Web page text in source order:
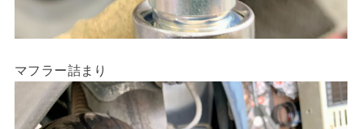
マフラー詰まり